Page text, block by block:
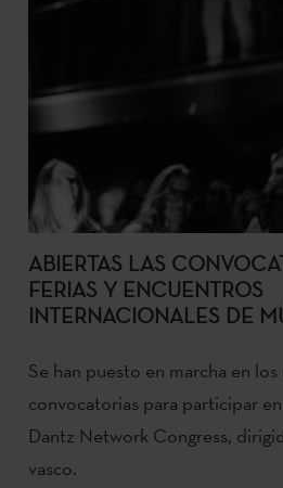
ABIERTAS LAS
FERIAS Y ENCUENTROS
INTERNACIONALES DE
Se han puesto en marcha en
convocatorias para participar
Dantz Network Congress,
vasco.